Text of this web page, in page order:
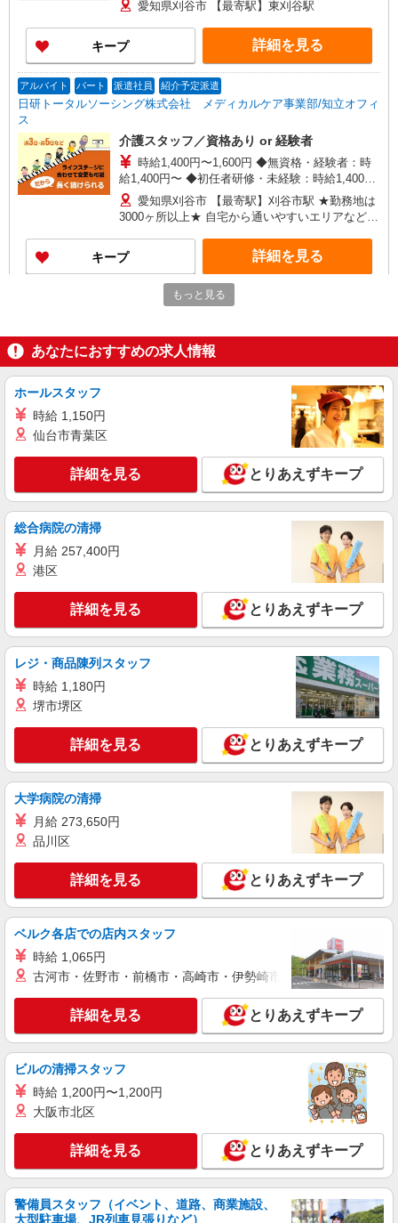
愛知県刈谷市 【最寄駅】東刈谷駅
キープ 詳細を見る
アルバイト パート 派遣社員 紹介予定派遣
日研トータルソーシング株式会社 メディカルケア事業部/知立オフィ
ス
介護スタッフ／資格あり or 経験者
時給1,400円〜1,600円 ◆無資格・経験者：時
給1,400円〜 ◆初任者研修・未経験：時給1,400
円〜 ◆初任者研修・経験者：時給1,500円〜 ◆介
護福祉士：時給1,600円〜 ※経験者は3ヶ月以上 ※
給与幅は経験・能力による ★週払いOK（規定あ
り）
愛知県刈谷市 【最寄駅】刈谷市駅 ★勤務地は
3000ヶ所以上★ 自宅から通いやすいエリアなど、
キープ 詳細を見る
刈谷駅★未経験OKの人間関係に悩まない職場
へ★サ高住スタッフ
時給1500円〜2125円 ＜日払い有/週払い有/交
詳細を見る
派遣社員
株式会社kotrio /●NG-H-1907540
刈谷市*デイでの生活補助☆新たなスキルを身
につけて長く働く♪
時給1500円〜2150円 ＜日払い有/週払い有/交
刈谷市【刈谷駅近く】
キープ 詳細を見る
アルバイト パート
日研トータルソーシング株式会社 メディカルケア事業部/知立オフィ
介護スタッフ／資格あり or 経験者
時給1,400円〜1,600円 ◆無資格・経験者：時
給1,400円〜 ◆初任者研修・未経験：時給1,400
円〜 ◆初任者研修・経験者：時給1,500円〜 ◆介
護福祉士：時給1,600円〜 ※経験者は3ヶ月以上 ※
給与幅は経験・能力による ★週払いOK（規定あ
3000ヶ所以上★ 自宅から通いやすいエリアなど、
キープ 詳細を見る
派遣社員
株式会社kotrio /●NG-H-2031022
刈谷駅＊年齢不問◎未経験から安定した業界へ
時給1500円〜2125円 ＜日払い有/週払い有/交
刈谷市【刈谷駅近く】
キープ 詳細を見る
アルバイト パート 派遣社員 紹介予定派遣
日研トータルソーシング株式会社 メディカルケア事業部/知立オフィ
未経験・無資格OKの介護スタッフ
時給1,350円〜1,600円 ★週払いOK（規定あ
り） ※給与幅は経験・能力による
愛知県刈谷市 【最寄駅】名鉄本線「知立」駅
もっと見る
あなたにおすすめの求人情報
ホールスタッフ
時給 1,150円
仙台市青葉区
詳細を見る とりあえずキープ
総合病院の清掃
月給 257,400円
港区
詳細を見る とりあえずキープ
レジ・商品陳列スタッフ
時給 1,180円
堺市堺区
詳細を見る とりあえずキープ
大学病院の清掃
月給 273,650円
品川区
詳細を見る とりあえずキープ
ベルク各店での店内スタッフ
時給 1,065円
古河市・佐野市・前橋市・高崎市・伊勢崎市・太田市・館林市
詳細を見る とりあえずキープ
ビルの清掃スタッフ
時給 1,200円〜1,200円
大阪市北区
詳細を見る とりあえずキープ
警備員スタッフ（イベント、道路、商業施設、
大型駐車場、JR列車見張りなど）